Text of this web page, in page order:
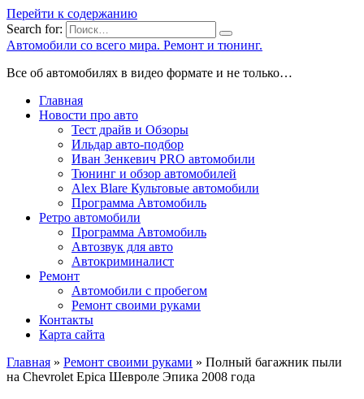
Перейти к содержанию
Search for:
Автомобили со всего мира. Ремонт и тюнинг.
Все об автомобилях в видео формате и не только…
Главная
Новости про авто
Тест драйв и Обзоры
Ильдар авто-подбор
Иван Зенкевич PRO автомобили
Тюнинг и обзор автомобилей
Alex Blare Культовые автомобили
Программа Автомобиль
Ретро автомобили
Программа Автомобиль
Автозвук для авто
Автокриминалист
Ремонт
Автомобили с пробегом
Ремонт своими руками
Контакты
Карта сайта
Главная » Ремонт своими руками » Полный багажник пыли
на Chevrolet Epica Шевроле Эпика 2008 года